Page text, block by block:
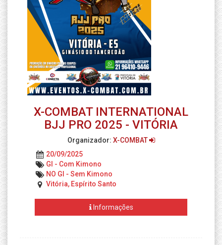
X-COMBAT INTERNATIONAL
BJJ PRO 2025 - VITÓRIA
Organizador: X-COMBAT
20/09/2025
GI - Com Kimono
NO GI - Sem Kimono
Vitória, Espírito Santo
Informações